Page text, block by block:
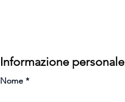
Informazione personale
Nome